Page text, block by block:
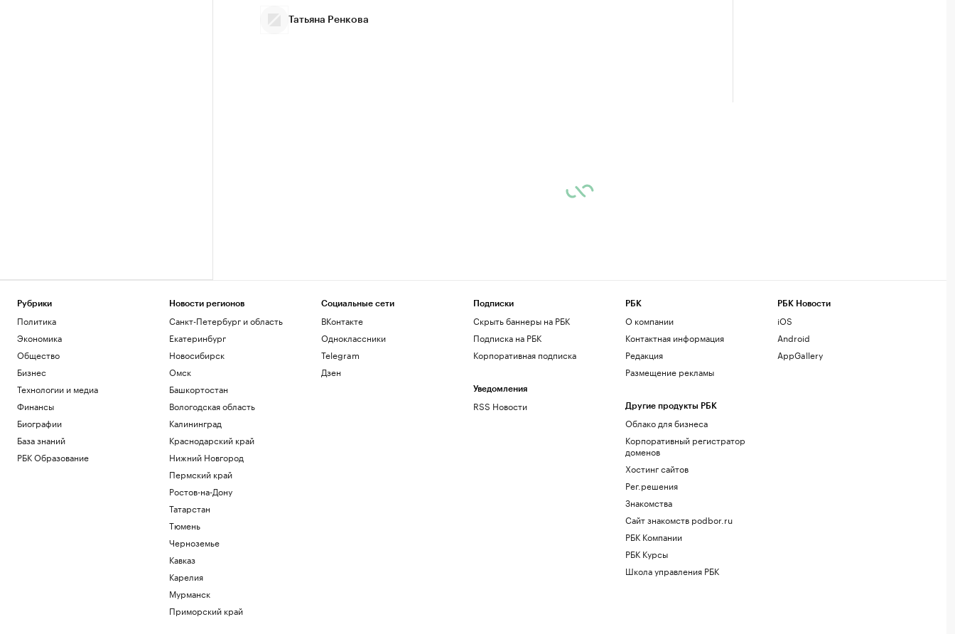
Татьяна Ренкова
Рубрики
Политика
Экономика
Общество
Бизнес
Технологии и медиа
Финансы
Биографии
База знаний
РБК Образование
Новости регионов
Санкт-Петербург и область
Екатеринбург
Новосибирск
Омск
Башкортостан
Вологодская область
Калининград
Краснодарский край
Нижний Новгород
Пермский край
Ростов-на-Дону
Татарстан
Тюмень
Черноземье
Кавказ
Карелия
Мурманск
Приморский край
Социальные сети
ВКонтакте
Одноклассники
Telegram
Дзен
Подписки
Скрыть баннеры на РБК
Подписка на РБК
Корпоративная подписка
Уведомления
RSS Новости
РБК
О компании
Контактная информация
Редакция
Размещение рекламы
Другие продукты РБК
Облако для бизнеса
Корпоративный регистратор
доменов
Хостинг сайтов
Рег.решения
Знакомства
Сайт знакомств podbor.ru
РБК Компании
РБК Курсы
Школа управления РБК
РБК Новости
iOS
Android
AppGallery